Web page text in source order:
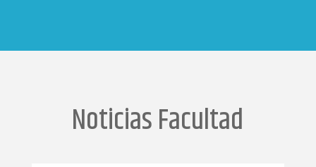
Noticias Facultad